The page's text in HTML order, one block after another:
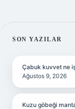
SON YAZILAR
Çabuk kuvvet ne
Ağustos 9, 2026
Kuzu göbeği